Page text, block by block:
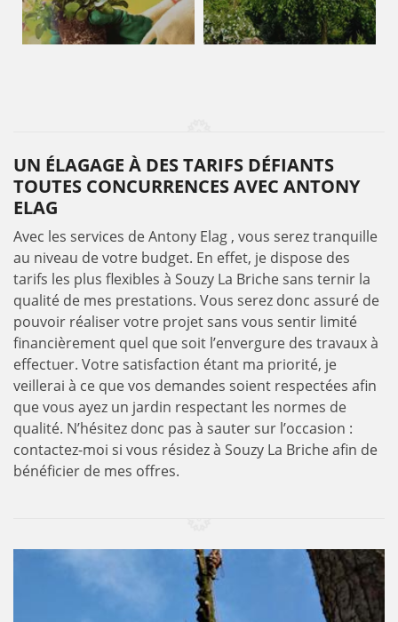
UN ÉLAGAGE À DES TARIFS DÉFIANTS
TOUTES CONCURRENCES AVEC ANTONY
ELAG
Avec les services de Antony Elag , vous serez tranquille
au niveau de votre budget. En effet, je dispose des
tarifs les plus flexibles à Souzy La Briche sans ternir la
qualité de mes prestations. Vous serez donc assuré de
pouvoir réaliser votre projet sans vous sentir limité
financièrement quel que soit l’envergure des travaux à
effectuer. Votre satisfaction étant ma priorité, je
veillerai à ce que vos demandes soient respectées afin
que vous ayez un jardin respectant les normes de
qualité. N’hésitez donc pas à sauter sur l’occasion :
contactez-moi si vous résidez à Souzy La Briche afin de
bénéficier de mes offres.